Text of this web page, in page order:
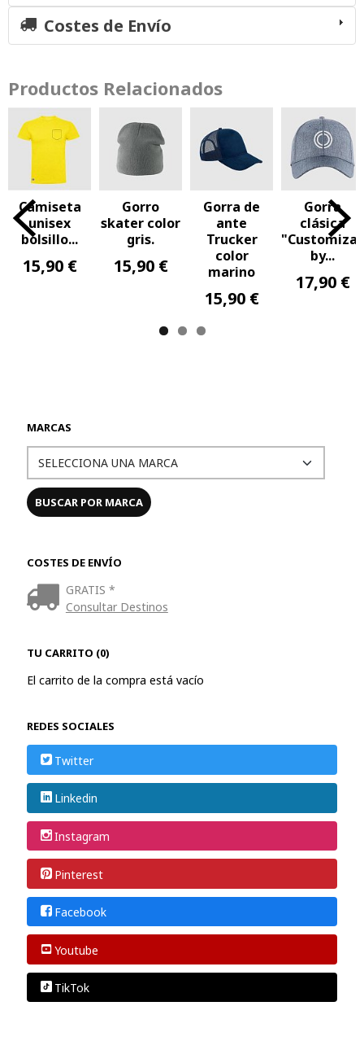
MARCAS
COSTES DE ENVÍO
GRATIS *
Consultar Destinos
TU CARRITO (0)
El carrito de la compra está vacío
REDES SOCIALES
Twitter
Linkedin
Instagram
Pinterest
Facebook
Youtube
TikTok
Costes de Envío
Productos Relacionados
Camiseta
unisex
bolsillo...
15,90 €
Gorro
skater color
gris.
15,90 €
Gorra de
ante
Trucker
color
marino
15,90 €
Gorra
clásica
by...
17,90 €